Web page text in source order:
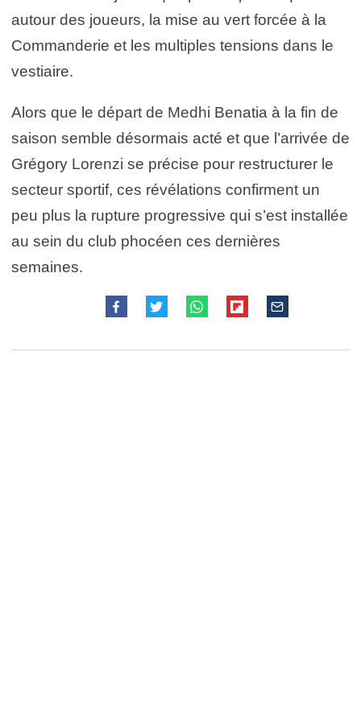
autour des joueurs, la mise au vert forcée à la
Commanderie et les multiples tensions dans le
vestiaire.
Alors que le départ de Medhi Benatia à la fin de
saison semble désormais acté et que l’arrivée de
Grégory Lorenzi se précise pour restructurer le
secteur sportif, ces révélations confirment un
peu plus la rupture progressive qui s’est installée
au sein du club phocéen ces dernières
semaines.